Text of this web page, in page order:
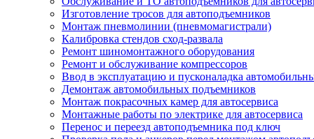
Изготовление тросов для автоподъемников
Монтаж пневмолинии (пневмомагистрали)
Калибровка стендов сход-развала
Ремонт шиномонтажного оборудования
Ремонт и обслуживание компрессоров
Ввод в эксплуатацию и пусконаладка
Демонтаж автомобильных подъемников
Монтаж покрасочных камер для автосервиса
Монтажные работы по электрике для автосервиса
Перенос и переезд автоподъемника под ключ